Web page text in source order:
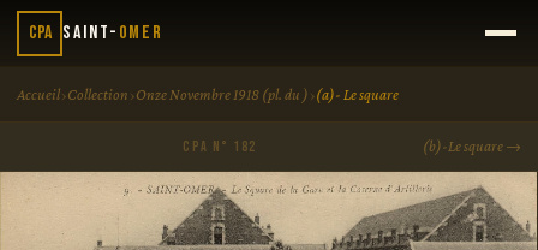
CPA Saint- Omer
Accueil›Collection ›Onze Novembre 1918 (pl. du ) ›(a)- Le square
CPA N° 182 (b)-Le square →